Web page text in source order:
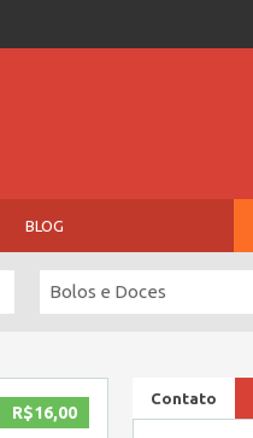
BLOG
Bolos e Doces
R$16,00
Contato